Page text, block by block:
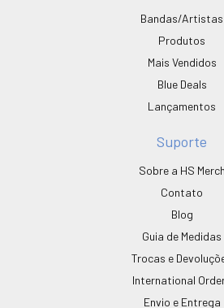
Bandas/Artistas
Produtos
Mais Vendidos
Blue Deals
Lançamentos
Suporte
Sobre a HS Merch
Contato
Blog
Guia de Medidas
Trocas e
International
Envio e Entrega